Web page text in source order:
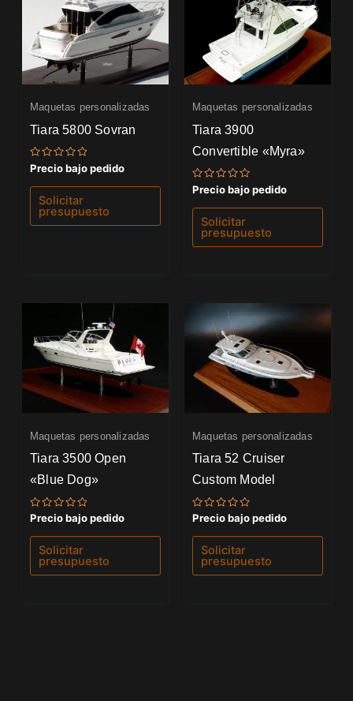
Maquetas personalizadas
Tiara 5800 Sovran
Valorado
con
0
de
Precio bajo pedido
Solicitar
presupuesto
Maquetas personalizadas
Tiara 3900
Convertible «Myra»
Valorado
con
0
de
Precio bajo pedido
Solicitar
presupuesto
Maquetas personalizadas
Tiara 3500 Open
«Blue Dog»
Valorado
0
de
Precio bajo pedido
Solicitar
presupuesto
Maquetas personalizadas
Tiara 52 Cruiser
Custom Model
Valorado
0
de
Precio bajo pedido
Solicitar
presupuesto